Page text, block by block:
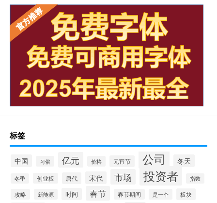
标签
中国 习俗 亿元 价格 元宵节 公司 冬天
冬季 创业板 唐代 宋代 市场 投资者 指数
攻略 新能源 时间 春节 春节期间 是一个 板块